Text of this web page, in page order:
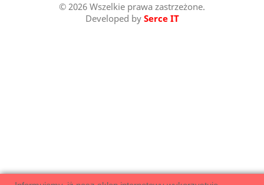
© 2026 Wszelkie prawa zastrzeżone.
Developed by Serce IT